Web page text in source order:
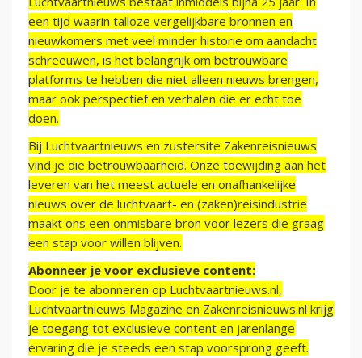
een tijd waarin talloze vergelijkbare bronnen en
nieuwkomers met veel minder historie om aandacht
schreeuwen, is het belangrijk om betrouwbare
platforms te hebben die niet alleen nieuws brengen,
maar ook perspectief en verhalen die er echt toe
doen.
Bij Luchtvaartnieuws en zustersite Zakenreisnieuws
vind je die betrouwbaarheid. Onze toewijding aan het
leveren van het meest actuele en onafhankelijke
nieuws over de luchtvaart- en (zaken)reisindustrie
maakt ons een onmisbare bron voor lezers die graag
een stap voor willen blijven.
Abonneer je voor exclusieve content:
Door je te abonneren op Luchtvaartnieuws.nl,
Luchtvaartnieuws Magazine en Zakenreisnieuws.nl krijg
je toegang tot exclusieve content en jarenlange
ervaring die je steeds een stap voorsprong geeft.